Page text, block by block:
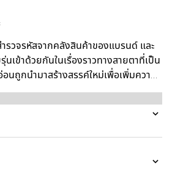
วจรหัสจากคลังสินค้าของแบรนด์ และ
เข้าด้วยกันในเรื่องราวทางสายตาที่เป็น
นถูกนำมาสร้างสรรค์ใหม่เพื่อเพิ่มความ
มัยของคอลเล็กชั่น เสื้อยืดคอกลมที่ผลิต
ตตัวนี้ตกแต่งด้วยลายปักดับเบิล G